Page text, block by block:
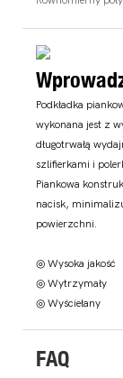
Podkładka
wykonana jest z
długotrwałą
szlifierkami i
Piankowa
nacisk,
powierzchni.
◎ Wysoka jakość
◎ Wytrzymały
◎ Wyściełany
FAQ